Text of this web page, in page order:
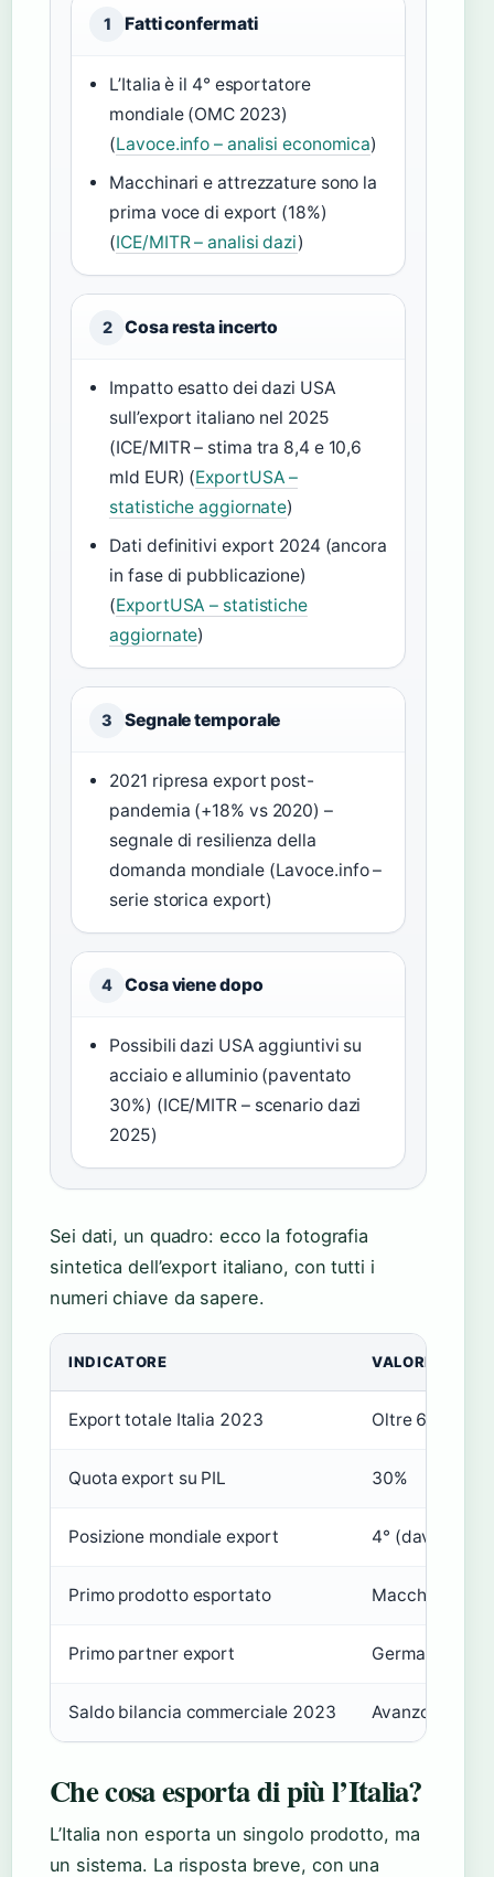
1 Fatti confermati
L’Italia è il 4° esportatore
mondiale (OMC 2023)
(Lavoce.info – analisi economica)
Macchinari e attrezzature sono la
prima voce di export (18%)
(ICE/MITR – analisi dazi)
2 Cosa resta incerto
Impatto esatto dei dazi USA
sull’export italiano nel 2025
(ICE/MITR – stima tra 8,4 e 10,6
mld EUR) (ExportUSA –
statistiche aggiornate)
Dati definitivi export 2024 (ancora
in fase di pubblicazione)
(ExportUSA – statistiche
aggiornate)
3 Segnale temporale
2021 ripresa export post-
pandemia (+18% vs 2020) –
segnale di resilienza della
domanda mondiale (Lavoce.info –
serie storica export)
4 Cosa viene dopo
Possibili dazi USA aggiuntivi su
acciaio e alluminio (paventato
30%) (ICE/MITR – scenario dazi
2025)
Sei dati, un quadro: ecco la fotografia
sintetica dell’export italiano, con tutti i
numeri chiave da sapere.
INDICATORE VALORE
Export totale Italia 2023 Oltre 600
Quota export su PIL 30%
Posizione mondiale export 4° (davanti al
Primo prodotto esportato Macchinari
Primo partner export Germania
Saldo bilancia commerciale 2023 Avanzo di
Che cosa esporta di più l’Italia?
L’Italia non esporta un singolo prodotto, ma
un sistema. La risposta breve, con una